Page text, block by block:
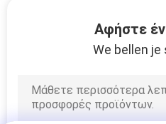
Forklift
Αφήστε
We bellen je